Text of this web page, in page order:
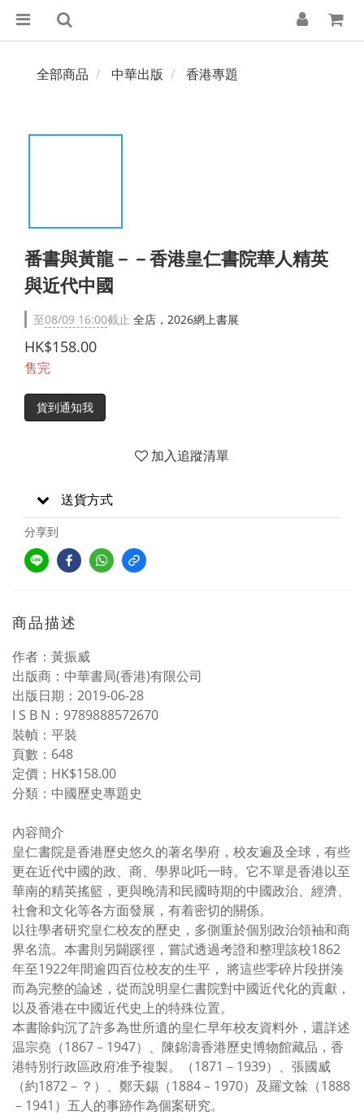
全部商品 中華出版 香港專題
番書與黃龍－－香港皇仁書院華人精英
與近代中國
至08/09 16:00截止 全店，2026網上書展
HK$158.00
售完
貨到通知我
加入追蹤清單
送貨方式
分享到
商品描述
作者：黃振威
出版商：中華書局(香港)有限公司
出版日期：2019-06-28
I S B N：9789888572670
裝幀：平裝
頁數：648
定價：HK$158.00
分類：中國歷史專題史
內容簡介
皇仁書院是香港歷史悠久的著名學府，校友遍及全球，有些
更在近代中國的政、商、學界叱吒一時。它不單是香港以至
華南的精英搖籃，更與晚清和民國時期的中國政治、經濟、
社會和文化等各方面發展，有着密切的關係。
以往學者研究皇仁校友的歷史，多側重於個別政治領袖和商
界名流。本書則另闢蹊徑，嘗試透過考證和整理該校1862
年至1922年間逾四百位校友的生平， 將這些零碎片段拼湊
而為完整的論述，從而說明皇仁書院對中國近代化的貢獻，
以及香港在中國近代史上的特殊位置。
本書除鈎沉了許多為世所遺的皇仁早年校友資料外，還詳述
温宗堯（1867－1947）、陳錦濤香港歷史博物館藏品，香
港特別行政區政府准予複製。（1871－1939）、張國威
（約1872－？）、鄭天錫（1884－1970）及羅文榦（1888
－1941）五人的事跡作為個案研究。